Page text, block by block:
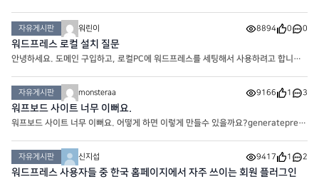
자유게시판 워린이 8894 0 0
워드프레스 로컬 설치 질문
안녕하세요. 도메인 구입하고, 로컬PC에 워드프레스를 세팅해서 사용하려고 합니다.
다. 즉, 도메인 -> 로컬PC -> 로컬NGINX -> 워드프레스 컨테
자유게시판 monsteraa 9166 1 3
워프보드 사이트 너무 이뻐요.
워프보드 사이트 너무 이뻐요. 어떻게 하면 이렇게 만들수 있을까요?generatepress
자유게시판 신지섭 9417 1 2
워드프레스 사용자들 중 한국 홈페이지에서 자주 쓰이는 회원 플러그인